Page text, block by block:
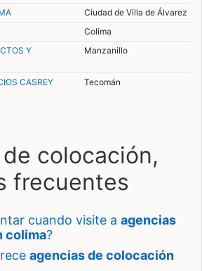
Ciudad de Villa de Álvarez
Colima
Y
Manzanillo
CASREY Tecomán
colocación,
frecuentes
cuando visite a agencias
colima?
agencias de colocación